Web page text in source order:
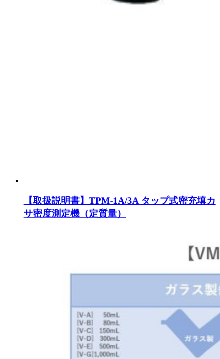
【取扱説明書】TPM-1A/3A タップ式密充填カ
サ密度測定機（定質量）